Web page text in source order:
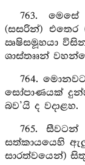
763.
(සසරින්)
ඍෂිසමූහයා
ශාස්තෲන්
764.
සෝපාණයක්
බව’යි ද වදාළහ.
765. සීවටන්
සත්කායයෙහි
සාරත්වයෙන්)